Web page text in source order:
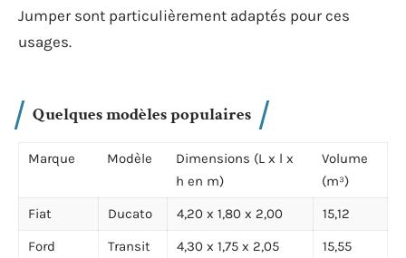
Jumper sont particulièrement adaptés pour ces
usages.
Quelques modèles populaires
Marque Modèle
Dimensions (L x l x
h en m)
Volume
(m³)
Fiat
Ducato 4,20 x 1,80 x 2,00
15,12
Ford
Transit 4,30 x 1,75 x 2,05
15,55